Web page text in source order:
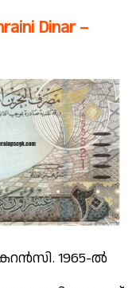
Dinar –
1965-ൽ